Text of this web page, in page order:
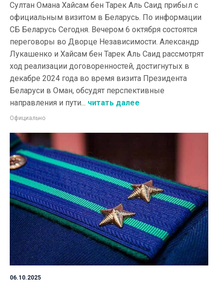
Султан Омана Хайсам бен Тарек Аль Саид прибыл с
официальным визитом в Беларусь. По информации
СБ Беларусь Сегодня. Вечером 6 октября состоятся
переговоры во Дворце Независимости. Александр
Лукашенко и Хайсам бен Тарек Аль Саид рассмотрят
ход реализации договоренностей, достигнутых в
декабре 2024 года во время визита Президента
Беларуси в Оман, обсудят перспективные
направления и пути... читать далее
Официально
06.10.2025